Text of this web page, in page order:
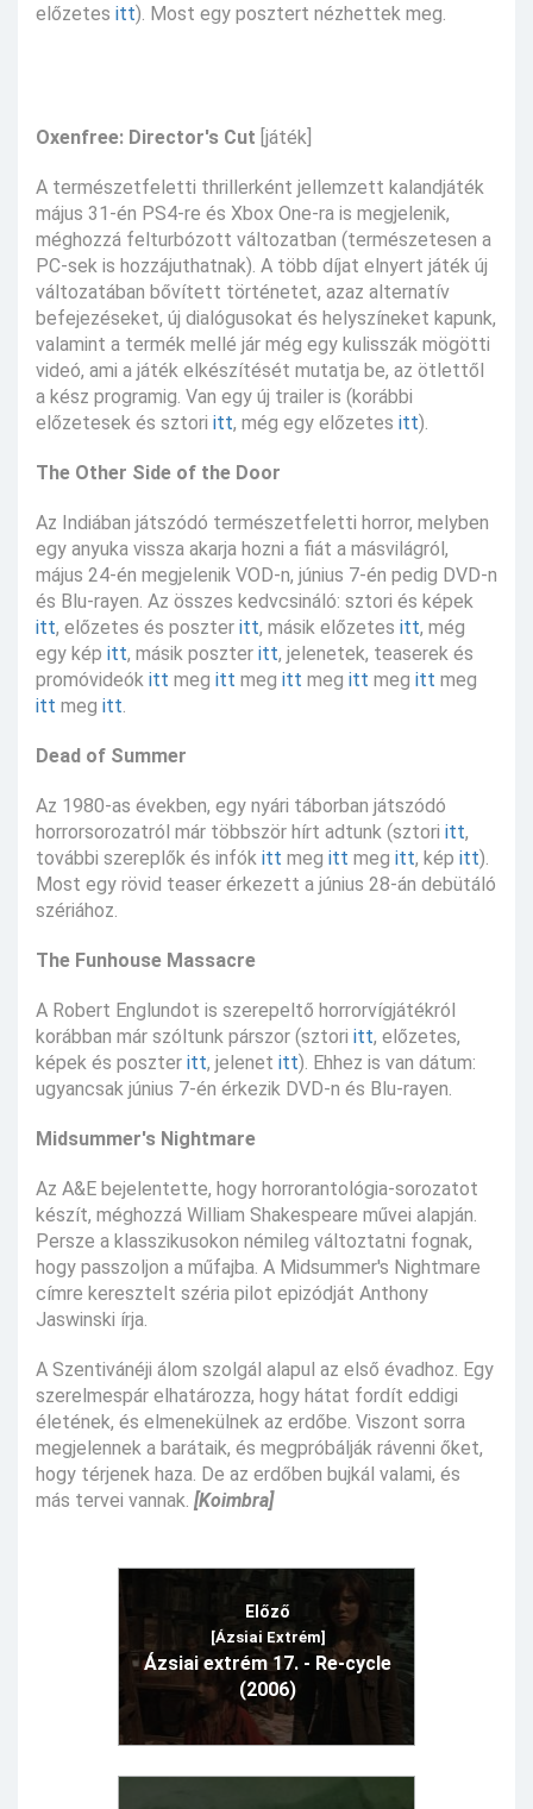
előzetes itt). Most egy posztert nézhettek meg.
Oxenfree: Director's Cut [játék]
A természetfeletti thrillerként jellemzett kalandjáték
május 31-én PS4-re és Xbox One-ra is megjelenik,
méghozzá felturbózott változatban (természetesen a
PC-sek is hozzájuthatnak). A több díjat elnyert játék új
változatában bővített történetet, azaz alternatív
befejezéseket, új dialógusokat és helyszíneket kapunk,
valamint a termék mellé jár még egy kulisszák mögötti
videó, ami a játék elkészítését mutatja be, az ötlettől
a kész programig. Van egy új trailer is (korábbi
előzetesek és sztori itt, még egy előzetes itt).
The Other Side of the Door
Az Indiában játszódó természetfeletti horror, melyben
egy anyuka vissza akarja hozni a fiát a másvilágról,
május 24-én megjelenik VOD-n, június 7-én pedig DVD-n
és Blu-rayen. Az összes kedvcsináló: sztori és képek
itt, előzetes és poszter itt, másik előzetes itt, még
egy kép itt, másik poszter itt, jelenetek, teaserek és
promóvideók itt meg itt meg itt meg itt meg itt meg
itt meg itt.
Dead of Summer
Az 1980-as években, egy nyári táborban játszódó
horrorsorozatról már többször hírt adtunk (sztori itt,
további szereplők és infók itt meg itt meg itt, kép itt).
Most egy rövid teaser érkezett a június 28-án debütáló
szériához.
The Funhouse Massacre
A Robert Englundot is szerepeltő horrorvígjátékról
korábban már szóltunk párszor (sztori itt, előzetes,
képek és poszter itt, jelenet itt). Ehhez is van dátum:
ugyancsak június 7-én érkezik DVD-n és Blu-rayen.
Midsummer's Nightmare
Az A&E bejelentette, hogy horrorantológia-sorozatot
készít, méghozzá William Shakespeare művei alapján.
Persze a klasszikusokon némileg változtatni fognak,
hogy passzoljon a műfajba. A Midsummer's Nightmare
címre keresztelt széria pilot epizódját Anthony
Jaswinski írja.
A Szentivánéji álom szolgál alapul az első évadhoz. Egy
szerelmespár elhatározza, hogy hátat fordít eddigi
életének, és elmenekülnek az erdőbe. Viszont sorra
megjelennek a barátaik, és megpróbálják rávenni őket,
hogy térjenek haza. De az erdőben bujkál valami, és
más tervei vannak. [Koimbra]
Előző
[Ázsiai Extrém]
Ázsiai extrém 17. - Re-cycle
(2006)